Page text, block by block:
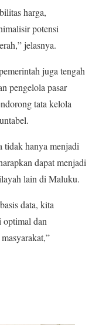
harga,
potensi
jelasnya.
juga tengah
pengelola pasar
tata kelola
tidak hanya menjadi
dapat menjadi
lain di Maluku.
data, kita
optimal dan